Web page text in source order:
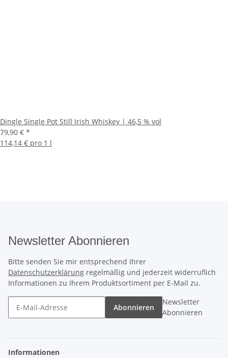
Dingle Single Pot Still Irish Whiskey | 46,5 % vol
79,90 € *
114,14 € pro 1 l
Newsletter Abonnieren
Bitte senden Sie mir entsprechend Ihrer
Datenschutzerklärung regelmäßig und jederzeit widerruflich
Informationen zu Ihrem Produktsortiment per E-Mail zu.
Abonnieren
Newsletter
Abonnieren
Informationen